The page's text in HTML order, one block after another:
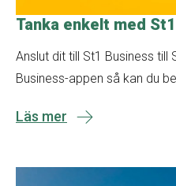
Tanka enkelt med
Anslut dit till St1 Business till
Business-appen så kan du
Läs mer